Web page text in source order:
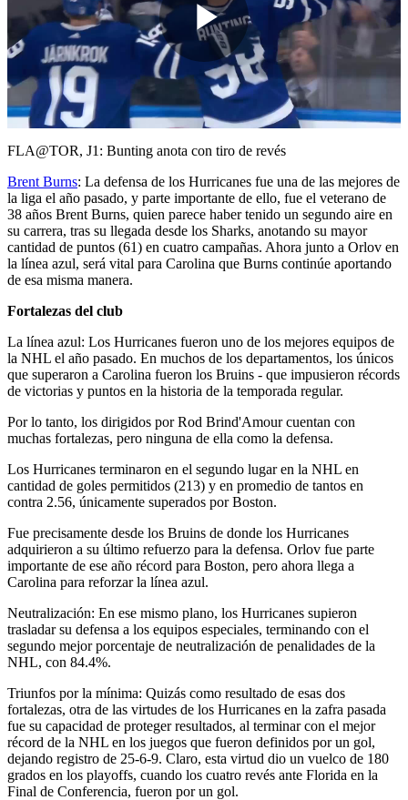
Play
Video
FLA@TOR, J1: Bunting anota con tiro de revés
Brent Burns: La defensa de los Hurricanes fue una de las mejores de
la liga el año pasado, y parte importante de ello, fue el veterano de
38 años Brent Burns, quien parece haber tenido un segundo aire en
su carrera, tras su llegada desde los Sharks, anotando su mayor
cantidad de puntos (61) en cuatro campañas. Ahora junto a Orlov en
la línea azul, será vital para Carolina que Burns continúe aportando
de esa misma manera.
Fortalezas del club
La línea azul: Los Hurricanes fueron uno de los mejores equipos de
la NHL el año pasado. En muchos de los departamentos, los únicos
que superaron a Carolina fueron los Bruins - que impusieron récords
de victorias y puntos en la historia de la temporada regular.
Por lo tanto, los dirigidos por Rod Brind'Amour cuentan con
muchas fortalezas, pero ninguna de ella como la defensa.
Los Hurricanes terminaron en el segundo lugar en la NHL en
cantidad de goles permitidos (213) y en promedio de tantos en
contra 2.56, únicamente superados por Boston.
Fue precisamente desde los Bruins de donde los Hurricanes
adquirieron a su último refuerzo para la defensa. Orlov fue parte
importante de ese año récord para Boston, pero ahora llega a
Carolina para reforzar la línea azul.
Neutralización: En ese mismo plano, los Hurricanes supieron
trasladar su defensa a los equipos especiales, terminando con el
segundo mejor porcentaje de neutralización de penalidades de la
NHL, con 84.4%.
Triunfos por la mínima: Quizás como resultado de esas dos
fortalezas, otra de las virtudes de los Hurricanes en la zafra pasada
fue su capacidad de proteger resultados, al terminar con el mejor
récord de la NHL en los juegos que fueron definidos por un gol,
dejando registro de 25-6-9. Claro, esta virtud dio un vuelco de 180
grados en los playoffs, cuando los cuatro revés ante Florida en la
Final de Conferencia, fueron por un gol.